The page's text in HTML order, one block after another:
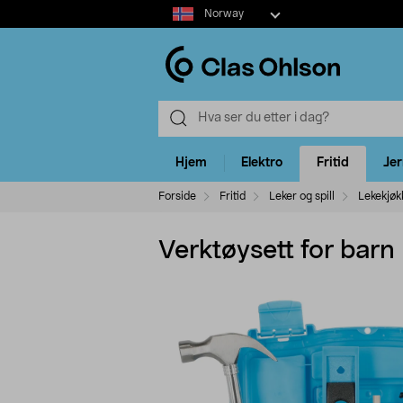
Select
market
Norway
Hjem Elektro Fritid
Forside Fritid Leker og spill
Verktøysett for barn